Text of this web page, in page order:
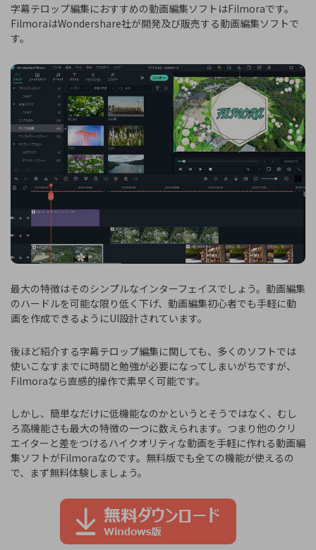
字幕テロップ編集におすすめの動画編集ソフトはFilmoraです。
FilmoraはWondershare社が開発及び販売する動画編集ソフトで
す。
最大の特徴はそのシンプルなインターフェイスでしょう。動画編集
のハードルを可能な限り低く下げ、動画編集初心者でも手軽に動
画を作成できるようにUI設計されています。
後ほど紹介する字幕テロップ編集に関しても、多くのソフトでは
使いこなすまでに時間と勉強が必要になってしまいがちですが、
Filmoraなら直感的操作で素早く可能です。
しかし、簡単なだけに低機能なのかというとそうではなく、むし
ろ高機能さも最大の特徴の一つに数えられます。つまり他のクリ
エイターと差をつけるハイクオリティな動画を手軽に作れる動画編
集ソフトがFilmoraなのです。 無料版でも全ての機能が使えるの
で、まず無料体験しましょう。